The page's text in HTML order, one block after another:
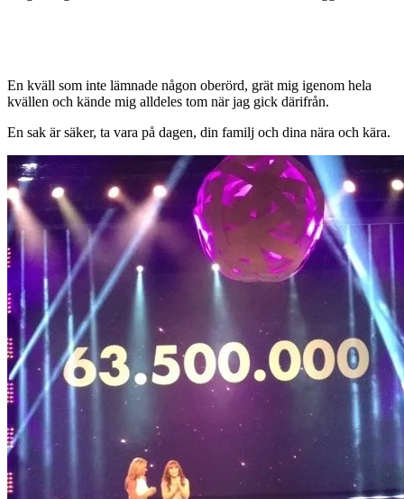
En kväll som inte lämnade någon oberörd, grät mig igenom hela
kvällen och kände mig alldeles tom när jag gick därifrån.
En sak är säker, ta vara på dagen, din familj och dina nära och kära.